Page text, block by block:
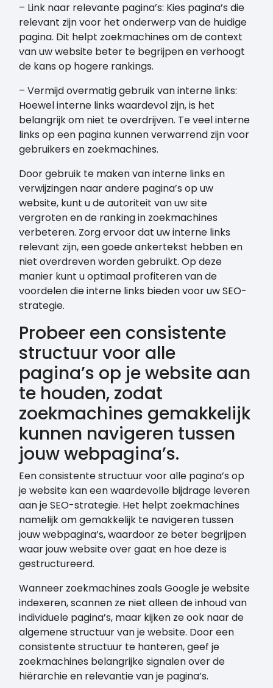
– Link naar relevante pagina’s: Kies pagina’s die
relevant zijn voor het onderwerp van de huidige
pagina. Dit helpt zoekmachines om de context
van uw website beter te begrijpen en verhoogt
de kans op hogere rankings.
– Vermijd overmatig gebruik van interne links:
Hoewel interne links waardevol zijn, is het
belangrijk om niet te overdrijven. Te veel interne
links op een pagina kunnen verwarrend zijn voor
gebruikers en zoekmachines.
Door gebruik te maken van interne links en
verwijzingen naar andere pagina’s op uw
website, kunt u de autoriteit van uw site
vergroten en de ranking in zoekmachines
verbeteren. Zorg ervoor dat uw interne links
relevant zijn, een goede ankertekst hebben en
niet overdreven worden gebruikt. Op deze
manier kunt u optimaal profiteren van de
voordelen die interne links bieden voor uw SEO-
strategie.
Probeer een consistente
structuur voor alle
pagina’s op je website aan
te houden, zodat
zoekmachines gemakkelijk
kunnen navigeren tussen
jouw webpagina’s.
Een consistente structuur voor alle pagina’s op
je website kan een waardevolle bijdrage leveren
aan je SEO-strategie. Het helpt zoekmachines
namelijk om gemakkelijk te navigeren tussen
jouw webpagina’s, waardoor ze beter begrijpen
waar jouw website over gaat en hoe deze is
gestructureerd.
Wanneer zoekmachines zoals Google je website
indexeren, scannen ze niet alleen de inhoud van
individuele pagina’s, maar kijken ze ook naar de
algemene structuur van je website. Door een
consistente structuur te hanteren, geef je
zoekmachines belangrijke signalen over de
hiërarchie en relevantie van je pagina’s.